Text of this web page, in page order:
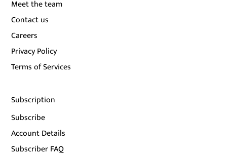
Meet the team
Contact us
Careers
Privacy Policy
Terms of Services
Subscription
Subscribe
Account Details
Subscriber FAQ